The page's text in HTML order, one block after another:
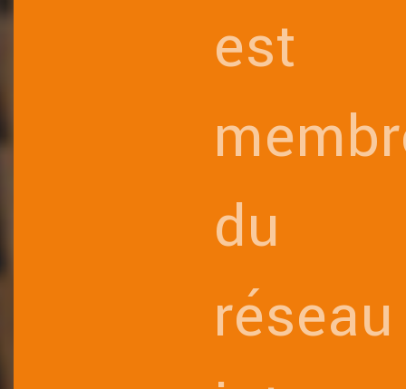
est
du
réseau